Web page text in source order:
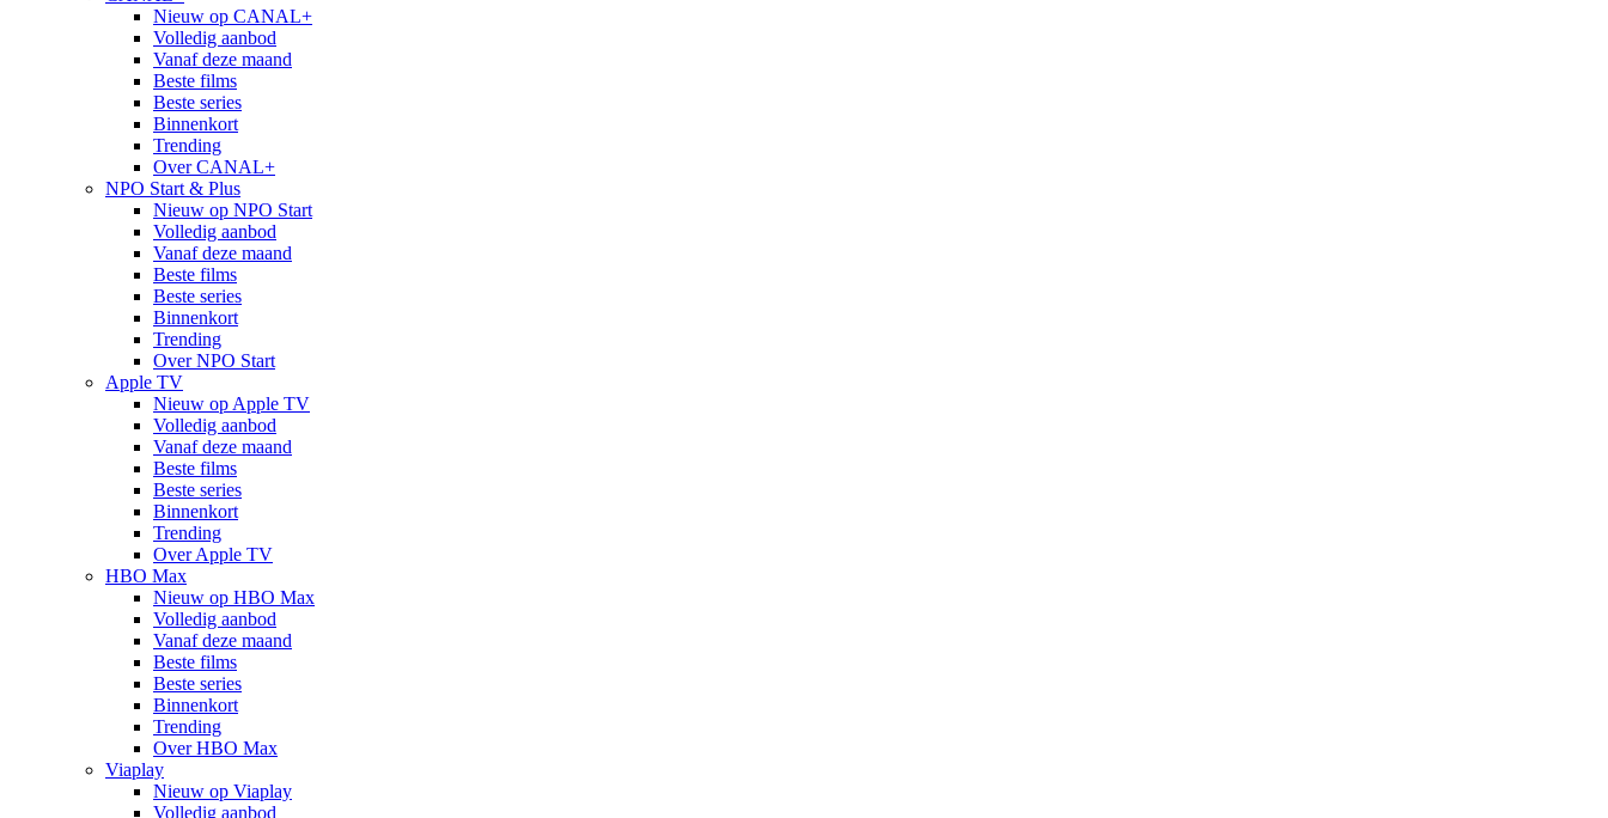
Nieuw op CANAL+
Volledig aanbod
Vanaf deze maand
Beste films
Beste series
Binnenkort
Trending
Over CANAL+
NPO Start & Plus
Nieuw op NPO Start
Volledig aanbod
Vanaf deze maand
Beste films
Beste series
Binnenkort
Trending
Over NPO Start
Apple TV
Nieuw op Apple TV
Volledig aanbod
Vanaf deze maand
Beste films
Beste series
Binnenkort
Trending
Over Apple TV
HBO Max
Nieuw op HBO Max
Volledig aanbod
Vanaf deze maand
Beste films
Beste series
Binnenkort
Trending
Over HBO Max
Viaplay
Nieuw op Viaplay
Volledig aanbod